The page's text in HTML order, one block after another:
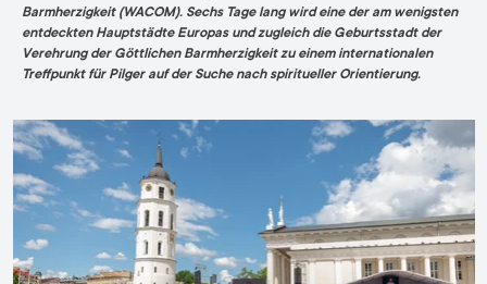
Barmherzigkeit (WACOM). Sechs Tage lang wird eine der am wenigsten
entdeckten Hauptstädte Europas und zugleich die Geburtsstadt der
Verehrung der Göttlichen Barmherzigkeit zu einem internationalen
Treffpunkt für Pilger auf der Suche nach spiritueller Orientierung.